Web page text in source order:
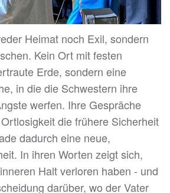
Heimat noch Exil, sondern
Kein Ort mit festen
Erde, sondern eine
in die die Schwestern ihre
werfen. Ihre Gespräche
die frühere Sicherheit
dadurch eine neue,
In ihren Worten zeigt sich,
Halt verloren haben - und
darüber, wo der Vater